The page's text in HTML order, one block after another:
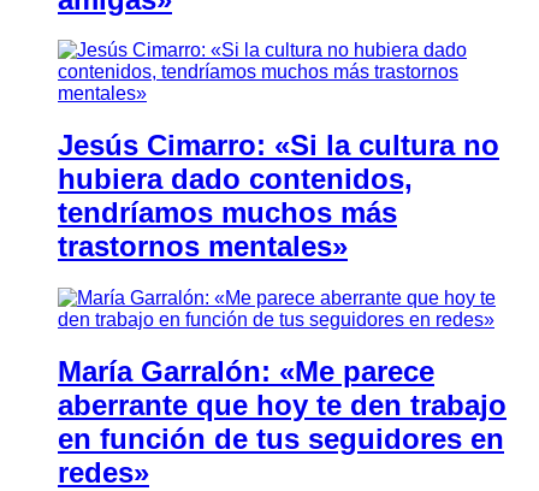
Jesús Cimarro: «Si la cultura no
hubiera dado contenidos,
tendríamos muchos más
trastornos mentales»
María Garralón: «Me parece
aberrante que hoy te den trabajo
en función de tus seguidores en
redes»